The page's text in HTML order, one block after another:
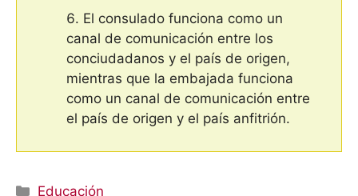
El consulado funciona como un
canal de comunicación entre los
conciudadanos y el país de origen,
mientras que la embajada funciona
como un canal de comunicación entre
el país de origen y el país anfitrión.
Categorías
Educación